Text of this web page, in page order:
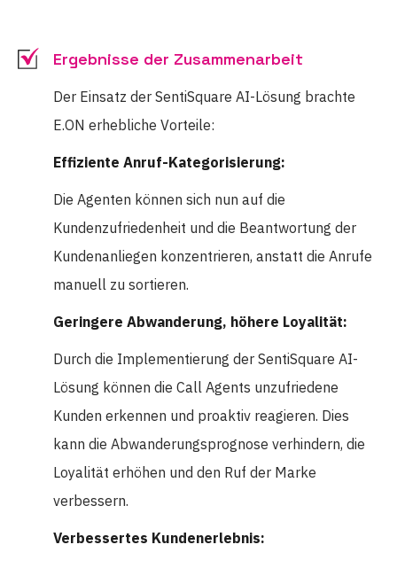
Ergebnisse der Zusammenarbeit
Der Einsatz der SentiSquare AI-Lösung brachte
E.ON erhebliche Vorteile:
Effiziente Anruf-Kategorisierung:
Die Agenten können sich nun auf die
Kundenzufriedenheit und die Beantwortung der
Kundenanliegen konzentrieren, anstatt die Anrufe
manuell zu sortieren.
Geringere Abwanderung, höhere Loyalität:
Durch die Implementierung der SentiSquare AI-
Lösung können die Call Agents unzufriedene
Kunden erkennen und proaktiv reagieren. Dies
kann die Abwanderungsprognose verhindern, die
Loyalität erhöhen und den Ruf der Marke
verbessern.
Verbessertes Kundenerlebnis: